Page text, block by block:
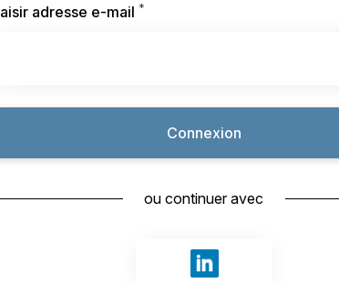
adresse e-mail *
Connexion
ou continuer avec
Se connecter avec